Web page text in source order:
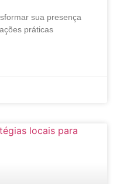
sua presença
práticas